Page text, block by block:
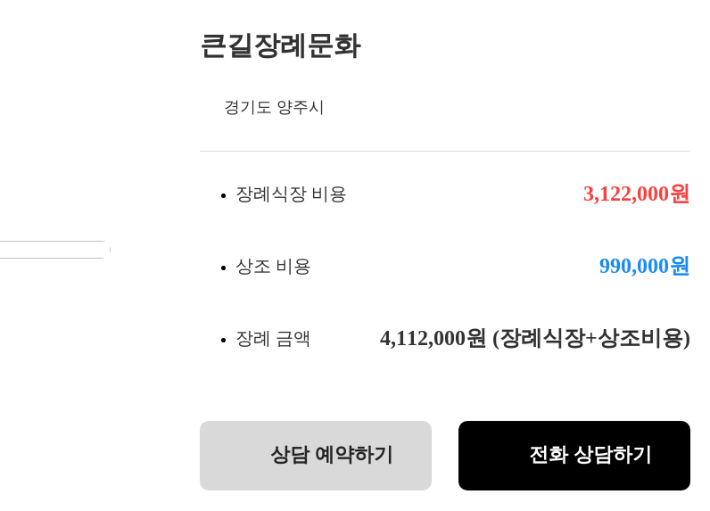
큰길장례문화장례비용
경기도 양주시
장례식장 비용 3,122,000원
상조 비용 990,000원
장례 금액 4,112,000원 (장례식장+상조비용)
상담 예약하기 전화 상담하기